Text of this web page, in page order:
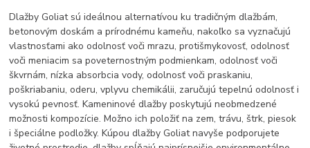
Dlažby Goliat sú ideálnou alternatívou ku tradičným dlažbám,
betonovým doskám a prírodnému kameňu, nakoľko sa vyznačujú
vlastnosťami ako odolnosť voči mrazu, protišmykovosť, odolnosť
voči meniacim sa poveternostným podmienkam, odolnosť voči
škvrnám, nízka absorbcia vody, odolnosť voči praskaniu,
poškriabaniu, oderu, vplyvu chemikálii, zaručujú tepelnú odolnosť i
vysokú pevnosť. Kameninové dlažby poskytujú neobmedzené
možnosti kompozície. Možno ich položiť na zem, trávu, štrk, piesok
i špeciálne podložky. Kúpou dlažby Goliat navyše podporujete